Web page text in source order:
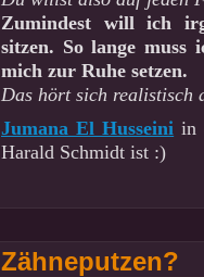
Zumindest will ich
sitzen. So lange
mich zur Ruhe setzen.
Das hört sich realistisch
Jumana El Husseini in
Harald Schmidt ist :)
Zähneputzen?